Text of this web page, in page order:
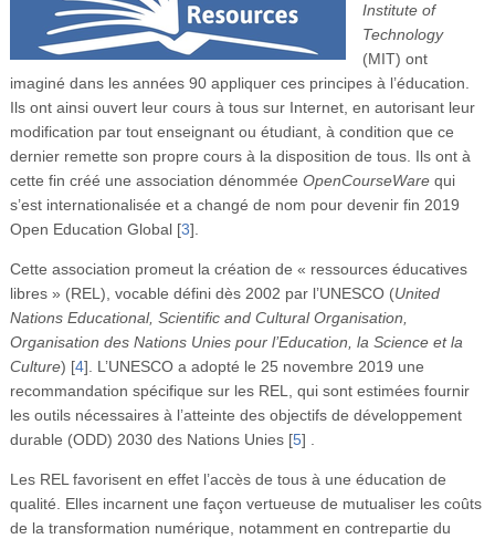
Institute of
Technology
(MIT) ont
imaginé dans les années 90 appliquer ces principes à l’éducation.
Ils ont ainsi ouvert leur cours à tous sur Internet, en autorisant leur
modification par tout enseignant ou étudiant, à condition que ce
dernier remette son propre cours à la disposition de tous. Ils ont à
cette fin créé une association dénommée OpenCourseWarequi
s’est internationalisée et a changé de nom pour devenir fin 2019
Open Education Global[3]
Cette association promeut la création de « ressources éducatives
libres » (REL), vocable défini dès 2002 par l’UNESCO (United
Nations Educational, Scientific and Cultural Organisation,
Organisation des Nations Unies pour l’Education, la Science et la
Culture) [4] . L’UNESCO a adopté le 25 novembre 2019 une
recommandation spécifique sur les REL, qui sont estimées fournir
les outils nécessaires à l’atteinte des objectifs de développement
durable (ODD) 2030 des Nations Unies[5]
Les REL favorisent en effet l’accès de tous à une éducation de
qualité. Elles incarnent une façon vertueuse de mutualiser les coûts
de la transformation numérique, notamment en contrepartie du